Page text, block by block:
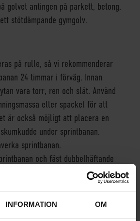
INFORMATION OM
golvet antingen på parkett, betong,
stötdämpande gymgolv.
på rulle, så vi rekommenderar
24 timmar i förväg. Innan
vara torr, ren och slät. Använd
eller spackel för att
är också möjligt att placera en
under sprintbanan.
sprintbanan.
och fäst dubbelhäftande
på ytan. Placera sprintbanan
ordentligt. Gör sedan samma sak